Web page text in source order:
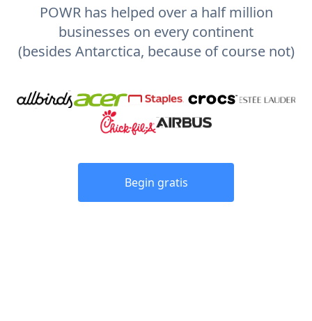
POWR has helped over a half million
businesses on every continent
(besides Antarctica, because of course not)
Begin gratis